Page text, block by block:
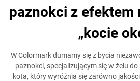
paznokci z efektem
„kocie
W Colormark dumamy się z bycia
paznokci, specjalizującym się w żelu
kota, który wyróżnia się zarówno